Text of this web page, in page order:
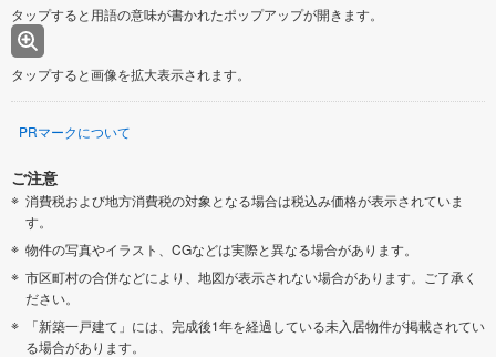
タップすると用語の意味が書かれたポップアップが開きます。
タップすると画像を拡大表示されます。
PRマークについて
ご注意
消費税および地方消費税の対象となる場合は税込み価格が表示されていま
す。
物件の写真やイラスト、CGなどは実際と異なる場合があります。
市区町村の合併などにより、地図が表示されない場合があります。ご了承く
ださい。
「新築一戸建て」には、完成後1年を経過している未入居物件が掲載されてい
る場合があります。